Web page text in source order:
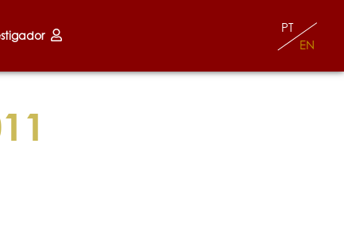
EN
PT